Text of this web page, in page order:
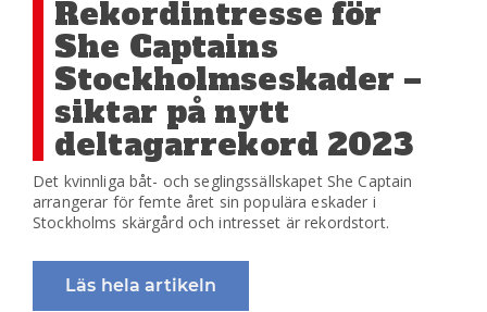
Rekordintresse för
She Captains
Stockholmseskader –
siktar på nytt
deltagarrekord 2023
Det kvinnliga båt- och seglingssällskapet She Captain
arrangerar för femte året sin populära eskader i
Stockholms skärgård och intresset är rekordstort.
Läs hela artikeln